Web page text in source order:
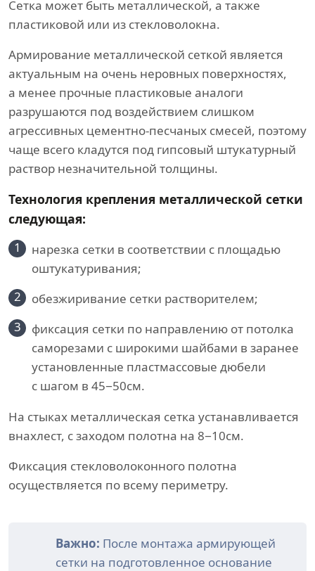
Сетка может быть металлической, а также
пластиковой или из стекловолокна.
Армирование металлической сеткой является
актуальным на очень неровных поверхностях,
а менее прочные пластиковые аналоги
разрушаются под воздействием слишком
агрессивных цементно-песчаных смесей, поэтому
чаще всего кладутся под гипсовый штукатурный
раствор незначительной толщины.
Технология крепления металлической сетки
следующая:
1
нарезка сетки в соответствии с площадью
оштукатуривания;
2
обезжиривание сетки растворителем;
3
фиксация сетки по направлению от потолка
саморезами с широкими шайбами в заранее
установленные пластмассовые дюбели
с шагом в 45−50см.
На стыках металлическая сетка устанавливается
внахлест, с заходом полотна на 8−10см.
Фиксация стекловолоконного полотна
осуществляется по всему периметру.
Важно: После монтажа армирующей
сетки на подготовленное основание